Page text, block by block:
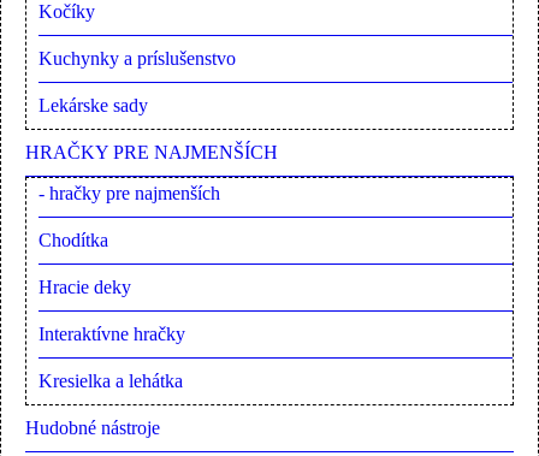
Kočíky
Kuchynky a príslušenstvo
Lekárske sady
HRAČKY PRE NAJMENŠÍCH
- hračky pre najmenších
Chodítka
Hracie deky
Interaktívne hračky
Kresielka a lehátka
Hudobné nástroje